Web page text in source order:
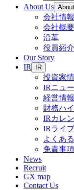
About Us
会社情報
会社概要
沿革
役員紹介
Our Story
IR
IR
投資家
IRニュ
経営情報
財務ハ
IRカレ
IRライ
よくあ
免責事項
News
Recruit
GX map
Contact Us